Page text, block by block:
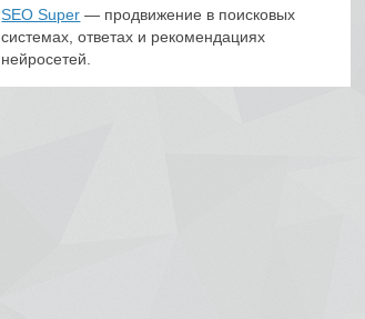
SEO Super — продвижение в поисковых
системах, ответах и рекомендациях
нейросетей.